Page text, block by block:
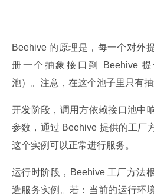
Beehive 的原理是，每一个对外
册一个抽象接口到 Beehive
池）。注意，在这个池子里只有抽
开发阶段，调用方依赖接口池中
参数，通过 Beehive 提供的工厂
这个实例可以正常进行服务。
运行时阶段，Beehive 工厂方法
造服务实例。若：当前的运行环